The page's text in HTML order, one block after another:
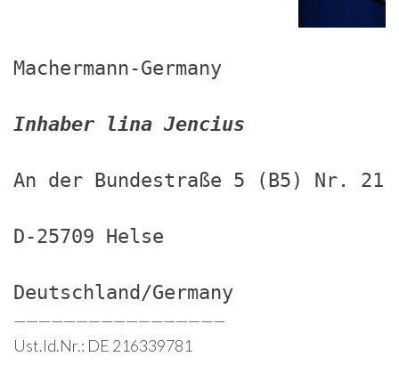
Machermann-Germany
Inhaber lina Jencius
An der Bundestraße 5 (B5) Nr. 21
D-25709 Helse
Deutschland/Germany
—————————————————
Ust.Id.Nr.: DE 216339781